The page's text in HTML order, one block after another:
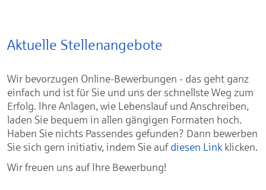
Aktuelle Stellenangebote
Wir bevorzugen Online-Bewerbungen - das geht ganz
einfach und ist für Sie und uns der schnellste Weg zum
Erfolg. Ihre Anlagen, wie Lebenslauf und Anschreiben,
laden Sie bequem in allen gängigen Formaten hoch.
Haben Sie nichts Passendes gefunden? Dann bewerben
Sie sich gern initiativ, indem Sie auf diesen Linkklicken.
Wir freuen uns auf Ihre Bewerbung!